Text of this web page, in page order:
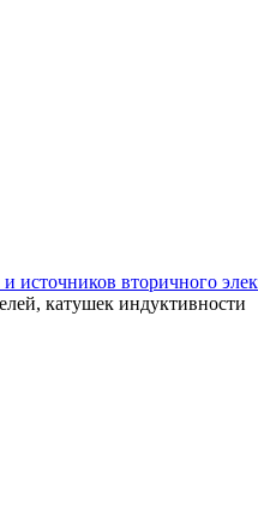
катушек индуктивности